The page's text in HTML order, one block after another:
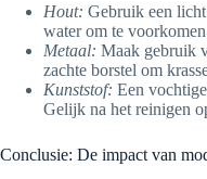
Hout: Gebruik een
water om te
Metaal: Maak gebruik
zachte borstel om
Kunststof: Een
Gelijk na het reinigen
Conclusie: De impact van